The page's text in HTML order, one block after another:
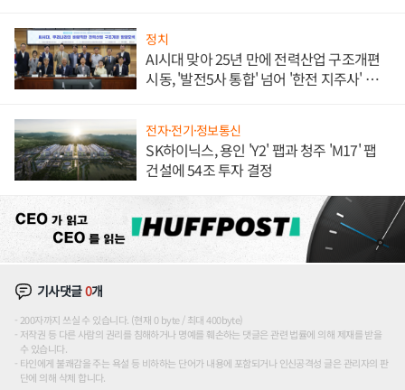
정치
AI시대 맞아 25년 만에 전력산업 구조개편
시동, '발전5사 통합' 넘어 '한전 지주사' 재편
전자·전기·정보통신
SK하이닉스, 용인 'Y2' 팹과 청주 'M17' 팹
건설에 54조 투자 결정
기사댓글0개
200자까지 쓰실 수 있습니다. (현재 0 byte / 최대 400byte)
저작권 등 다른 사람의 권리를 침해하거나 명예를 훼손하는 댓글은 관련 법률에 의해 제재를 받을
수 있습니다.
타인에게 불쾌감을 주는 욕설 등 비하하는 단어가 내용에 포함되거나 인신공격성 글은 관리자의 판
단에 의해 삭제 합니다.